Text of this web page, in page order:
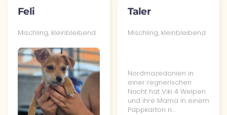
Feli
Mischling, kleinbleibend
Taler
Mischling, kleinbleibend
Nordmazedonien in
einer regnerischen
Nacht hat Viki 4 Welpen
und ihre Mama in einem
Pappkarton n…